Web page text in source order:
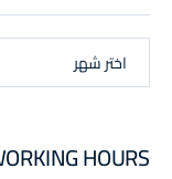
اختر شهر
HOURS